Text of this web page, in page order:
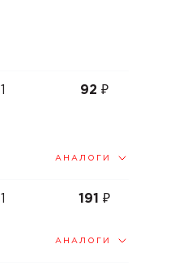
1 92₽
АНАЛОГИ
1 191₽
АНАЛОГИ